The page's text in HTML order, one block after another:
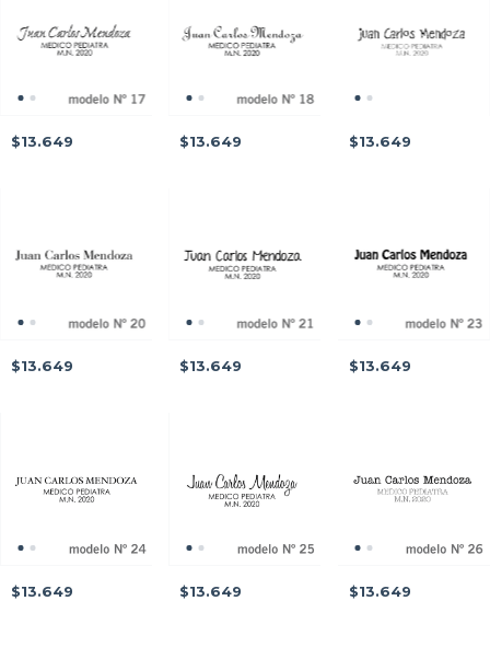
$13.649 $13.649 $13.649
$13.649 $13.649 $13.649
$13.649 $13.649 $13.649